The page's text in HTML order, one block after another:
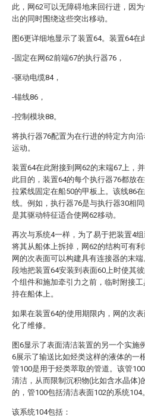
此，网62可以无障碍地来回行进，因
出的同时围绕这些突出移动。
图6更详细地显示了装置64。装置64在
-固定在网62前端67的执行器76，
-驱动电缆84，
-锚线86，
-控制模块88。
将执行器76配置为在行进的特定方向
运动。
装置64在此附接到网62的末端67上，
此目的，装置64的每个执行器76都放
拉紧线固定在船50的甲板上。该线86
线。例如，执行器76是与执行器30相
是其驱动特征适合使网62移动。
再次与系统4一样，为了易于把装置4
将其从船体上拆掉，网62的结构可有利
网的次表面可以构建具有连接器的末
段地把装置64安装到表面60上时使其
个组件和施加牵引力之前，临时附接
持在船体上。
如果在装置64的使用期限内，网的次
化了维修。
图6显示了表面清洁装置的另一个实施
6展示了输送比如烃类这样的液体的一
管100是用于烃类萃取的管道。该管
清洁，从而限制沉积物(比如含水晶体)
的，管100包括清洁表面102的系统104。
该系统104包括：